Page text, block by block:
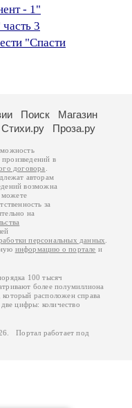
- 1"
3
"Спасти
Поиск
Магазин
Стихи.ру Проза.ру
в
договора
авторам
возможна
можете
за
на
персональных данных
информацию о портале и
100 тысяч
более полумиллиона
расположен справа
цифры: количество
Портал работает под